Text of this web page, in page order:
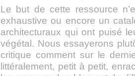
Le but de cette ressource
exhaustive ou encore un
architecturaux qui ont puisé
végétal. Nous essayerons
critique comment sur le
littéralement, petit à petit,